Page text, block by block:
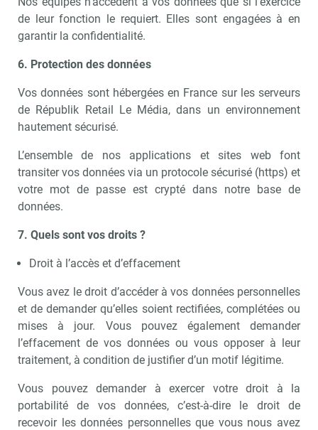
de leur fonction le requiert. Elles sont engagées à en
garantir la confidentialité.
6. Protection des données
Vos données sont hébergées en France sur les serveurs
de Républik Retail Le Média, dans un environnement
hautement sécurisé.
L’ensemble de nos applications et sites web font
transiter vos données via un protocole sécurisé (https) et
votre mot de passe est crypté dans notre base de
données.
7. Quels sont vos droits ?
Droit à l’accès et d’effacement
Vous avez le droit d’accéder à vos données personnelles
et de demander qu’elles soient rectifiées, complétées ou
mises à jour. Vous pouvez également demander
l’effacement de vos données ou vous opposer à leur
traitement, à condition de justifier d’un motif légitime.
Vous pouvez demander à exercer votre droit à la
portabilité de vos données, c’est-à-dire le droit de
recevoir les données personnelles que vous nous avez